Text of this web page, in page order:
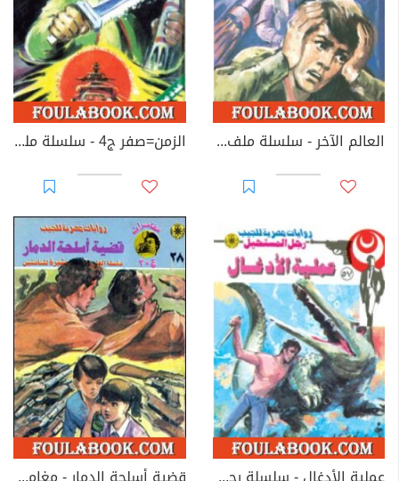
العالم الآخر - سلسلة ملف المستقبل الزمن=صفر ج4 - سلسلة ملف المستقبل